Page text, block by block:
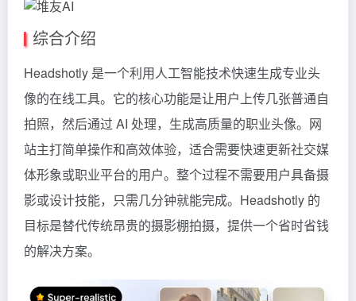
综合介绍
Headshotly 是一个利用人工智能技术快速生成专业头
像的在线工具。它的核心功能是让用户上传几张普通自
拍照，然后通过 AI 处理，生成高质量的职业头像。网
站主打简单操作和高效体验，适合需要快速更新社交媒
体形象或职业平台的用户。整个过程不需要用户具备摄
影或设计技能，只需几分钟就能完成。Headshotly 的
目标是替代传统昂贵的摄影棚拍摄，提供一个省时省钱
的解决方案。